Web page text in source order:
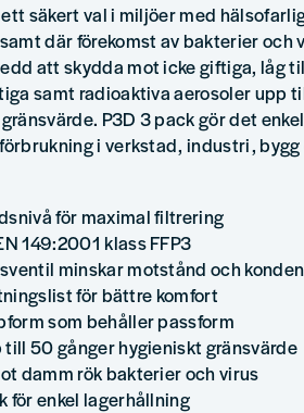
säkert val i miljöer med
där förekomst av bakterier och
att skydda mot icke giftiga, låg
samt radioaktiva aerosoler upp
P3D 3 pack gör det
i verkstad, industri,
för maximal filtrering
149:2001 klass FFP3
minskar motstånd och
för bättre komfort
som behåller passform
till 50 gånger hygieniskt gränsvärde
damm rök bakterier och virus
för enkel lagerhållning